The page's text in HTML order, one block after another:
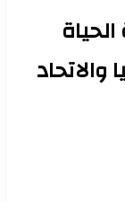
روسيا والاتحاد